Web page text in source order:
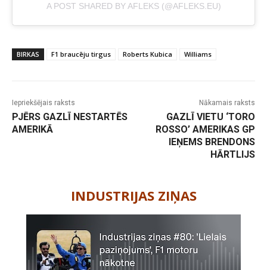
A POST SHARED BY AFLEKS (@AFLEKS.EU)
BIRKAS F1 braucēju tirgus Roberts Kubica Williams
Iepriekšējais raksts
PJĒRS GAZLĪ NESTARTĒS
AMERIKĀ
Nākamais raksts
GAZLĪ VIETU ‘TORO
ROSSO’ AMERIKAS GP
IEŅEMS BRENDONS
HĀRTLIJS
INDUSTRIJAS ZIŅAS